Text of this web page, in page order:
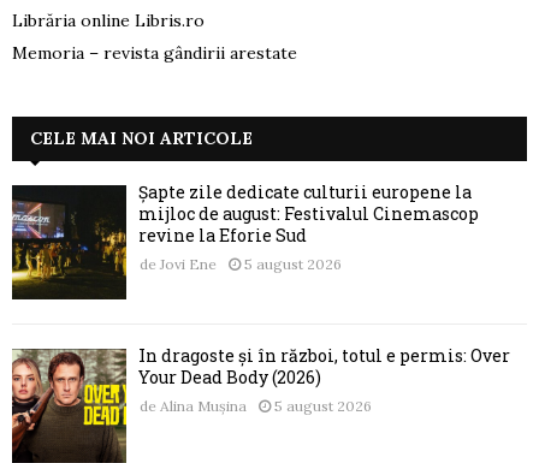
Librăria online Libris.ro
Memoria – revista gândirii arestate
CELE MAI NOI ARTICOLE
Șapte zile dedicate culturii europene la
mijloc de august: Festivalul Cinemascop
revine la Eforie Sud
de Jovi Ene 5 august 2026
În dragoste și în război, totul e permis: Over
Your Dead Body (2026)
de Alina Mușina 5 august 2026